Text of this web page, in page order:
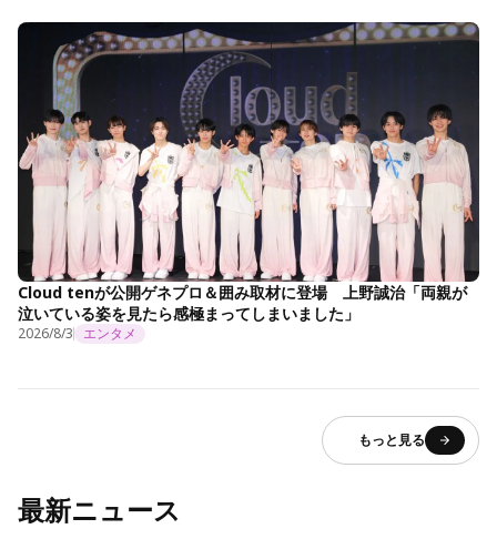
Cloud tenが公開ゲネプロ＆囲み取材に登場 上野誠治「両親が
泣いている姿を見たら感極まってしまいました」
2026/8/3 エンタメ
もっと見る
最新ニュース